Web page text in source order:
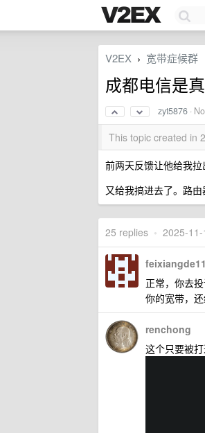
V2EX › 宽带症候群
成都电信是
zyt5876 ·
This topic created in
前两天反馈让他给我
又给我搞进去了。路
25 replies • 2025-
正常，你去
你的宽带，
renchong
这个只要被